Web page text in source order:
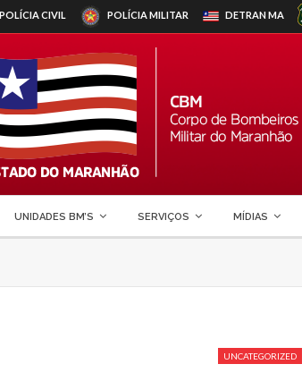
POLÍCIA CIVIL POLÍCIA MILITAR DETRANMA
UNIDADES BM’S SERVIÇOS MÍDIAS
UNCATEGORIZED